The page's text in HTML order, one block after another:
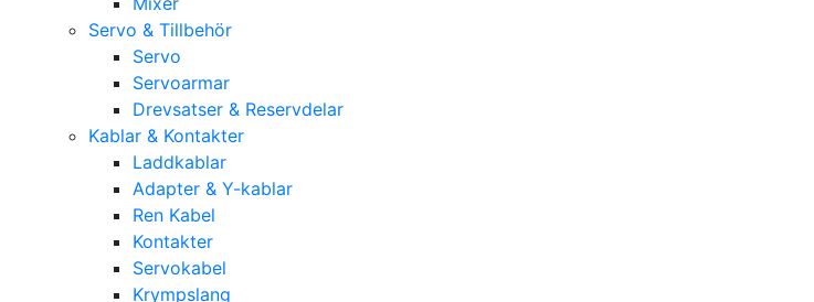
Servo & Tillbehör
Servo
Servoarmar
Drevsatser & Reservdelar
Kablar & Kontakter
Laddkablar
Adapter & Y-kablar
Ren Kabel
Kontakter
Servokabel
Krympslang